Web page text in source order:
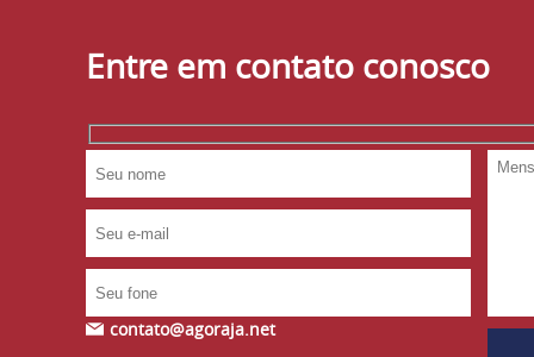
Entre em contato conosco
contato@agoraja.net